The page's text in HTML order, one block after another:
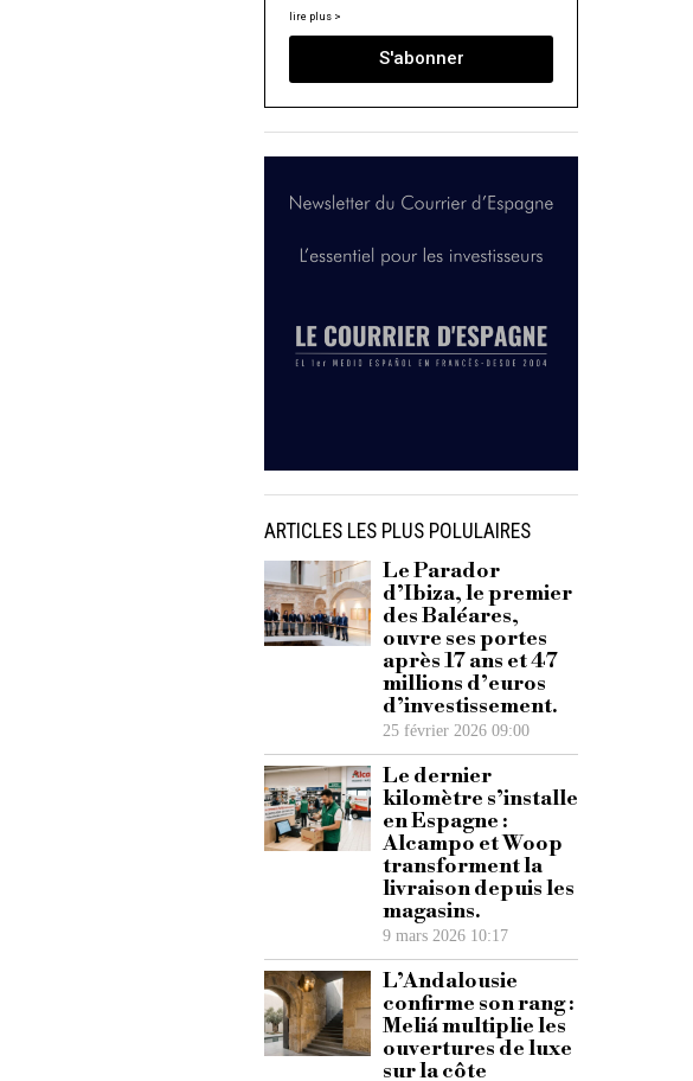
lire plus >
S'abonner
ARTICLES LES PLUS POLULAIRES
Le Parador
d’Ibiza, le premier
des Baléares,
ouvre ses portes
après 17 ans et 47
millions d’euros
d’investissement.
25 février 2026 09:00
Le dernier
kilomètre s’installe
en Espagne :
Alcampo et Woop
transforment la
livraison depuis les
magasins.
9 mars 2026 10:17
L’Andalousie
confirme son rang :
Meliá multiplie les
ouvertures de luxe
sur la côte